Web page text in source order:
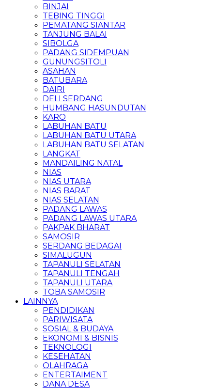
BINJAI
TEBING TINGGI
PEMATANG SIANTAR
TANJUNG BALAI
SIBOLGA
PADANG SIDEMPUAN
GUNUNGSITOLI
ASAHAN
BATUBARA
DAIRI
DELI SERDANG
HUMBANG HASUNDUTAN
KARO
LABUHAN BATU
LABUHAN BATU UTARA
LABUHAN BATU SELATAN
LANGKAT
MANDAILING NATAL
NIAS
NIAS UTARA
NIAS BARAT
NIAS SELATAN
PADANG LAWAS
PADANG LAWAS UTARA
PAKPAK BHARAT
SAMOSIR
SERDANG BEDAGAI
SIMALUGUN
TAPANULI SELATAN
TAPANULI TENGAH
TAPANULI UTARA
TOBA SAMOSIR
LAINNYA
PENDIDIKAN
PARIWISATA
SOSIAL & BUDAYA
EKONOMI & BISNIS
TEKNOLOGI
KESEHATAN
OLAHRAGA
ENTERTAIMENT
DANA DESA